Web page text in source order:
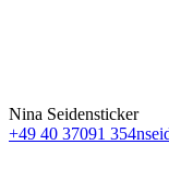
Nina Seidensticker
+49 40 37091 354